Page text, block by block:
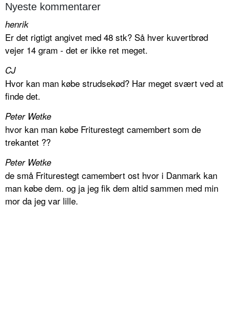
Nyeste kommentarer
henrik
Er det rigtigt angivet med 48 stk? Så hver kuvertbrød
vejer 14 gram - det er ikke ret meget.
CJ
Hvor kan man købe strudsekød? Har meget svært ved at
finde det.
Peter Wetke
hvor kan man købe Friturestegt camembert som de
trekantet ??
Peter Wetke
de små Friturestegt camembert ost hvor i Danmark kan
man købe dem. og ja jeg fik dem altid sammen med min
mor da jeg var lille.